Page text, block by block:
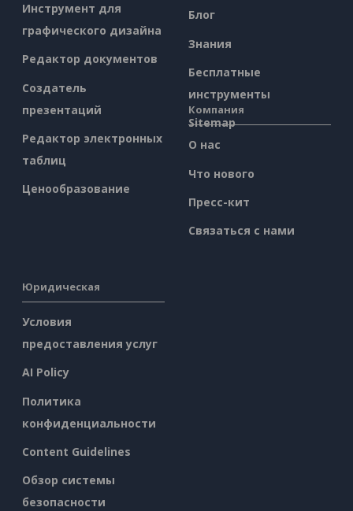
Инструмент для
графического дизайна
Редактор документов
Создатель
презентаций
Редактор электронных
таблиц
Ценообразование
Блог
Знания
Бесплатные
инструменты
Sitemap
Компания
О нас
Что нового
Пресс-кит
Связаться с нами
Юридическая
Условия
предоставления услуг
AI Policy
Политика
конфиденциальности
Content Guidelines
Обзор системы
безопасности